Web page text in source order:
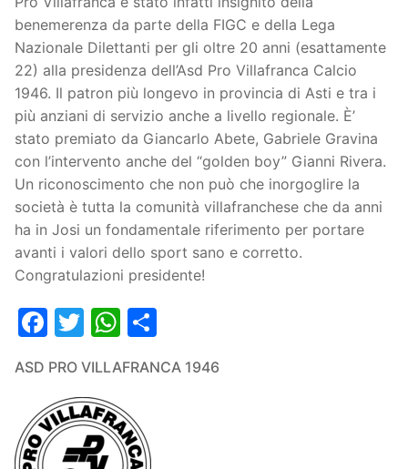
benemerenza da parte della FIGC e della Lega
Nazionale Dilettanti per gli oltre 20 anni (esattamente
22) alla presidenza dell’Asd Pro Villafranca Calcio
1946. Il patron più longevo in provincia di Asti e tra i
più anziani di servizio anche a livello regionale. È’
stato premiato da Giancarlo Abete, Gabriele Gravina
con l’intervento anche del “golden boy” Gianni Rivera.
Un riconoscimento che non può che inorgoglire la
società è tutta la comunità villafranchese che da anni
ha in Josi un fondamentale riferimento per portare
avanti i valori dello sport sano e corretto.
Congratulazioni presidente!
Facebook
TwitterWhatsApp
ASD PRO VILLAFRANCA 1946